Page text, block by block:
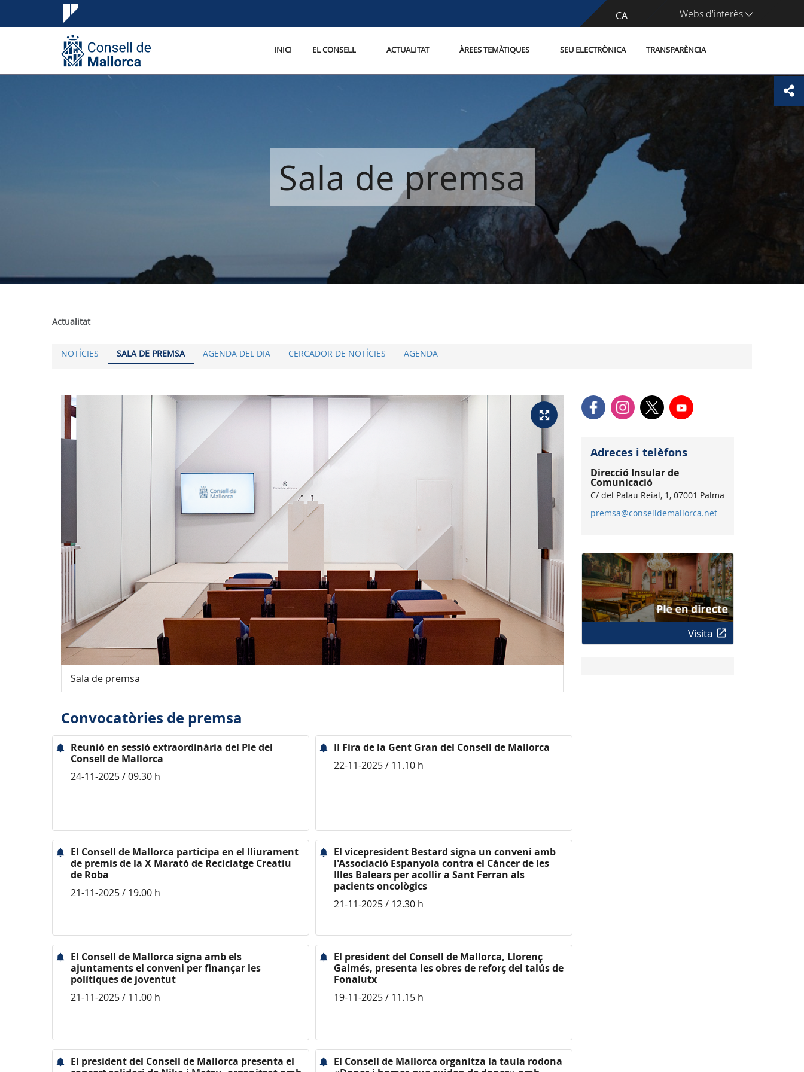
CA
ES Webs d'interès
INICI EL CONSELL ACTUALITAT ÀREES TEMÀTIQUES SEU ELECTRÒNICA TRANSPARÈNCIA
Sala de premsa
Actualitat
NOTÍCIES SALA DE PREMSA AGENDA DEL DIA CERCADOR DE NOTÍCIES AGENDA
Sala de premsa
Convocatòries de premsa
Reunió en sessió extraordinària del Ple del
Consell de Mallorca
24-11-2025 / 09.30 h
II Fira de la Gent Gran del Consell de Mallorca
22-11-2025 / 11.10 h
El Consell de Mallorca participa en el lliurament
de premis de la X Marató de Reciclatge Creatiu
de Roba
21-11-2025 / 19.00 h
El vicepresident Bestard signa un conveni amb
l'Associació Espanyola contra el Càncer de les
Illes Balears per acollir a Sant Ferran als
pacients oncològics
21-11-2025 / 12.30 h
El Consell de Mallorca signa amb els
ajuntaments el conveni per finançar les
polítiques de joventut
21-11-2025 / 11.00 h
El president del Consell de Mallorca, Llorenç
Galmés, presenta les obres de reforç del talús de
Fonalutx
19-11-2025 / 11.15 h
El president del Consell de Mallorca presenta el
El Consell de Mallorca organitza la taula rodona
Adreces i telèfons
Direcció Insular de
Comunicació
C/ del Palau Reial, 1, 07001 Palma
premsa@conselldemallorca.net
Visita